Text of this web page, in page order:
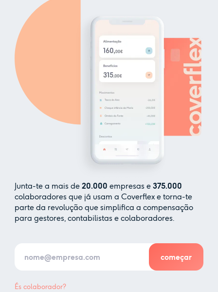
Junta-te a mais de 20.000 empresas e 375.000
colaboradores que já usam a Coverflex e torna-te
parte da revolução que simplifica a compensação
para gestores, contabilistas e colaboradores.
És colaborador?